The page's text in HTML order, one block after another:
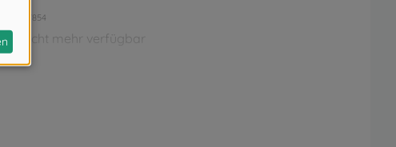
300057854
Nicht mehr verfügbar